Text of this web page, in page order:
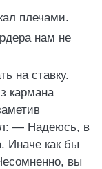
плечами.
нам не
на ставку.
кармана
— Надеюсь, в
Иначе как бы
вы